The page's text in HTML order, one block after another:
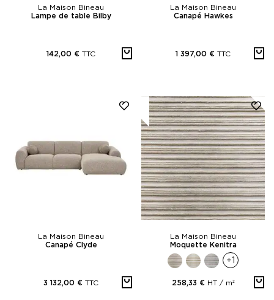
La Maison Bineau
Lampe de table Bilby
142,00 € TTC
La Maison Bineau
Canapé Hawkes
1 397,00 € TTC
La Maison Bineau
Canapé Clyde
3 132,00 € TTC
La Maison Bineau
Moquette Kenitra
+1
258,33 € HT / m²